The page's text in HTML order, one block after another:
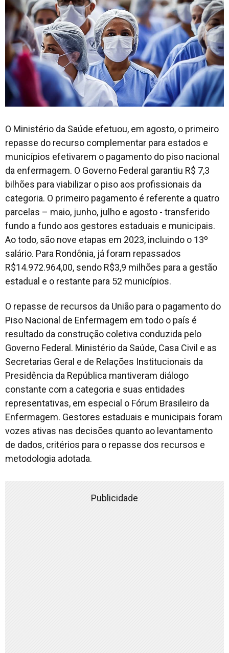
O Ministério da Saúde efetuou, em agosto, o primeiro
repasse do recurso complementar para estados e
municípios efetivarem o pagamento do piso nacional
da enfermagem. O Governo Federal garantiu R$ 7,3
bilhões para viabilizar o piso aos profissionais da
categoria. O primeiro pagamento é referente a quatro
parcelas – maio, junho, julho e agosto - transferido
fundo a fundo aos gestores estaduais e municipais.
Ao todo, são nove etapas em 2023, incluindo o 13º
salário. Para Rondônia, já foram repassados
R$14.972.964,00, sendo R$3,9 milhões para a gestão
estadual e o restante para 52 municípios.
O repasse de recursos da União para o pagamento do
Piso Nacional de Enfermagem em todo o país é
resultado da construção coletiva conduzida pelo
Governo Federal. Ministério da Saúde, Casa Civil e as
Secretarias Geral e de Relações Institucionais da
Presidência da República mantiveram diálogo
constante com a categoria e suas entidades
representativas, em especial o Fórum Brasileiro da
Enfermagem. Gestores estaduais e municipais foram
vozes ativas nas decisões quanto ao levantamento
de dados, critérios para o repasse dos recursos e
metodologia adotada.
Publicidade